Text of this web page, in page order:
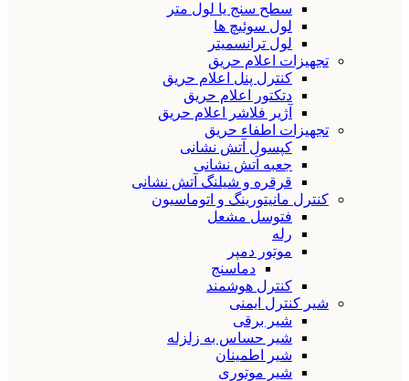
سطح سنج یا لول متر
لول سوئیچ ها
لول ترانسمیتر
تجهیزات اعلام حریق
کنترل پنل اعلام حریق
دتکتور اعلام حریق
آژیر فلاشر اعلام حریق
تجهیزات اطفاء حریق
کپسول آتش نشانی
جعبه آتش نشانی
قرقره و شیلنگ آتش نشانی
کنترل مانیتورینگ و اتوماسیون
فتوسل مشعل
رله
موتور دمپر
دماسنج
کنترل هوشمند
شیر کنترل ایمنی
شیر برقی
شیر حساس به زلزله
شیر اطمینان
شیر موتوری